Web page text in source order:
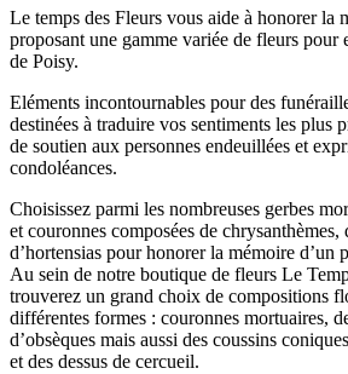
Le temps des Fleurs vous aide à honorer la
proposant une gamme variée de fleurs pour
de Poisy.
Eléments incontournables pour des
destinées à traduire vos sentiments les plus
de soutien aux personnes endeuillées et
condoléances.
Choisissez parmi les nombreuses gerbes
et couronnes composées de
d’hortensias pour honorer la mémoire d’un
Au sein de notre boutique de fleurs Le
trouverez un grand choix de compositions
différentes formes : couronnes mortuaires,
d’obsèques mais aussi des coussins
et des dessus de cercueil.